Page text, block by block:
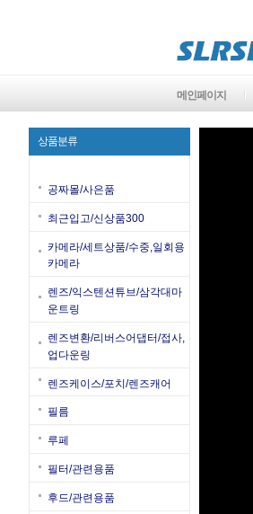
메인페이지
상품분류
공짜몰/사은품
최근입고/신상품300
카메라/세트상품/수중,일회용
카메라
렌즈/익스텐션튜브/삼각대마
운트링
렌즈변환/리버스어댑터/접사,
업다운링
렌즈케이스/포치/렌즈캐어
필름
루페
필터/관련용품
후드/관련용품